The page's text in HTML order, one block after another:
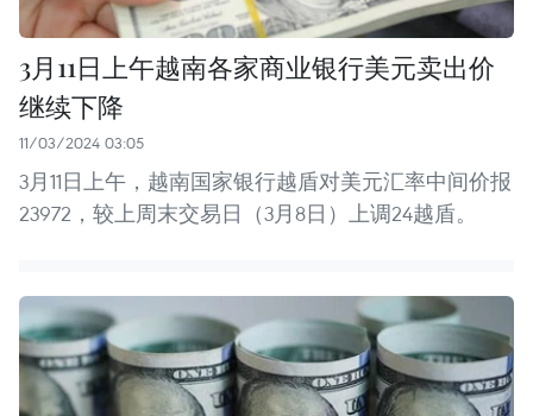
3月11日上午越南各家商业银行美元卖出价
继续下降
11/03/2024 03:05
3月11日上午，越南国家银行越盾对美元汇率中间价报
23972，较上周末交易日（3月8日）上调24越盾。